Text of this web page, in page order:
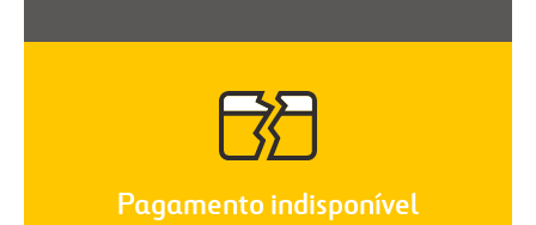
Pagamento indisponível